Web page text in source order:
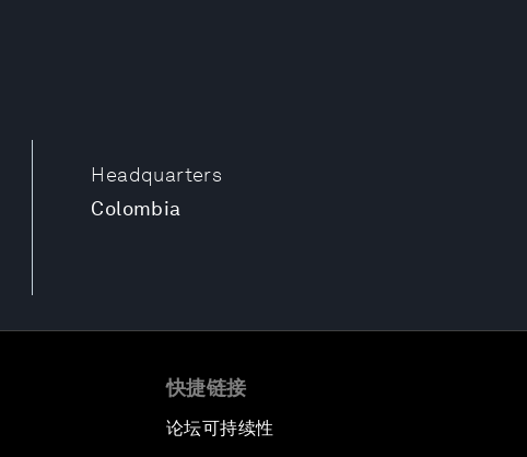
Headquarters
Colombia
快捷链接
论坛可持续性